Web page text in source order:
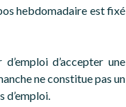
hebdomadaire est fixé
d’accepter une
ne constitue pas un
d’emploi.